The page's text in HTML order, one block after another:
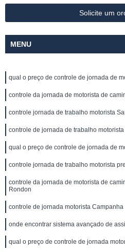
Solicite um
MENU
qual o preço de controle de jornada de
controle da jornada de motorista de
controle jornada de trabalho motorista
controle de jornada de trabalho
qual o preço de controle de jornada de
controle jornada de trabalho motorista
controle da jornada de motorista de
Rondon
controle de jornada motorista Campanha
onde encontrar sistema avançado de
qual o preço de controle de jornada